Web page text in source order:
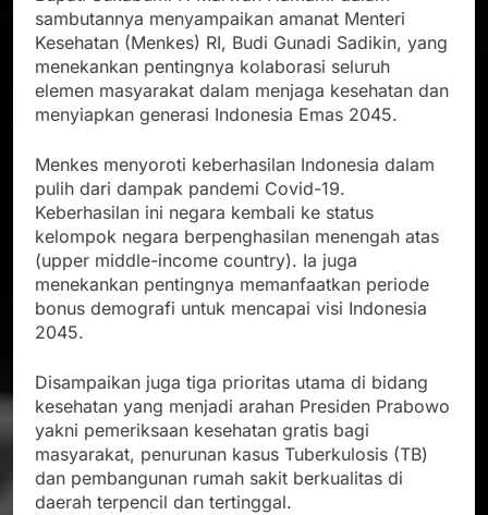
sambutannya menyampaikan amanat Menteri
Kesehatan (Menkes) RI, Budi Gunadi Sadikin, yang
menekankan pentingnya kolaborasi seluruh
elemen masyarakat dalam menjaga kesehatan dan
menyiapkan generasi Indonesia Emas 2045.
Menkes menyoroti keberhasilan Indonesia dalam
pulih dari dampak pandemi Covid-19.
Keberhasilan ini negara kembali ke status
kelompok negara berpenghasilan menengah atas
(upper middle-income country). Ia juga
menekankan pentingnya memanfaatkan periode
bonus demografi untuk mencapai visi Indonesia
2045.
Disampaikan juga tiga prioritas utama di bidang
kesehatan yang menjadi arahan Presiden Prabowo
yakni pemeriksaan kesehatan gratis bagi
masyarakat, penurunan kasus Tuberkulosis (TB)
dan pembangunan rumah sakit berkualitas di
daerah terpencil dan tertinggal.